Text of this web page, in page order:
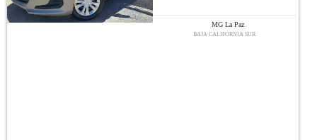
MG La Paz
BAJA CALIFORNIA SUR